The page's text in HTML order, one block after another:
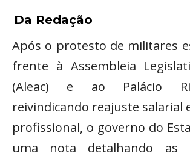
Da Redação
Após o protesto de militares
frente à Assembleia
(Aleac) e ao Palácio
reivindicando reajuste salarial
profissional, o governo do
uma nota detalhando as